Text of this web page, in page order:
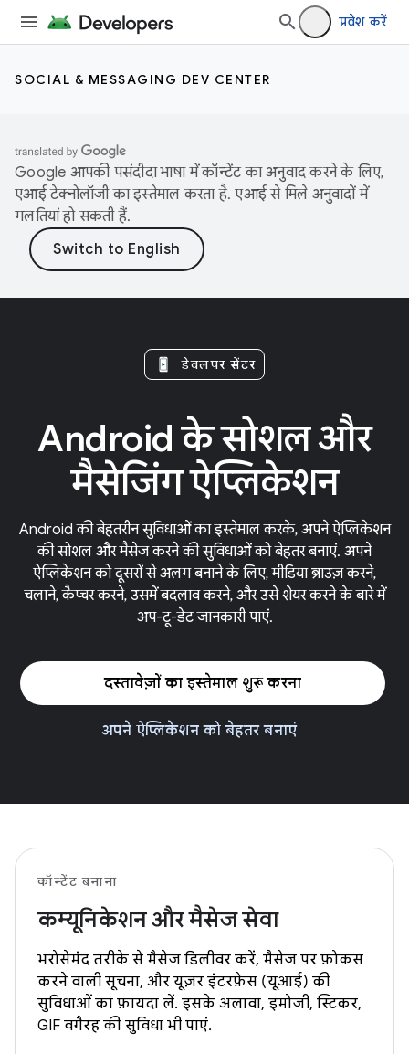
प्रवेश करें
SOCIAL & MESSAGING DEV CENTER
Google आपकी पसंदीदा भाषा में कॉन्टेंट का अनुवाद करने के लिए,
एआई टेक्नोलॉजी का इस्तेमाल करता है. एआई से मिले अनुवादों में
गलतियां हो सकती हैं.
डेवलपर सेंटर
Android के सोशल और
मैसेजिंग ऐप्लिकेशन
Android की बेहतरीन सुविधाओं का इस्तेमाल करके, अपने ऐप्लिकेशन
की सोशल और मैसेज करने की सुविधाओं को बेहतर बनाएं. अपने
ऐप्लिकेशन को दूसरों से अलग बनाने के लिए, मीडिया ब्राउज़ करने,
चलाने, कैप्चर करने, उसमें बदलाव करने, और उसे शेयर करने के बारे में
अप-टू-डेट जानकारी पाएं.
दस्तावेज़ों का इस्तेमाल शुरू करना
अपने ऐप्लिकेशन को बेहतर बनाएं
कॉन्टेंट बनाना
कम्यूनिकेशन और मैसेज सेवा
भरोसेमंद तरीके से मैसेज डिलीवर करें, मैसेज पर फ़ोकस
करने वाली सूचना, और यूज़र इंटरफ़ेस (यूआई) की
सुविधाओं का फ़ायदा लें. इसके अलावा, इमोजी, स्टिकर,
GIF वगैरह की सुविधा भी पाएं.